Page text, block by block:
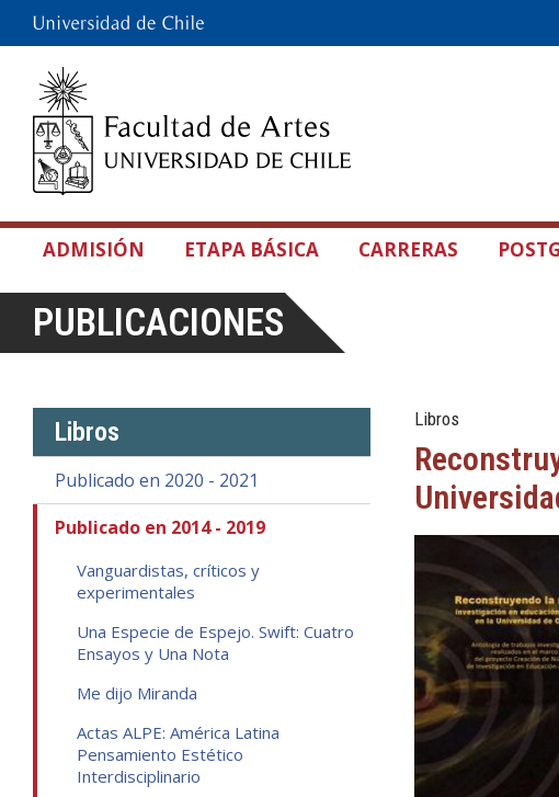
ADMISIÓN ETAPA BÁSICA CARRERAS
PUBLICACIONES
Libros
Publicado en 2020 - 2021
Publicado en 2014 - 2019
Vanguardistas, críticos y
experimentales
Una Especie de Espejo. Swift: Cuatro
Ensayos y Una Nota
Me dijo Miranda
Actas ALPE: América Latina
Pensamiento Estético
Interdisciplinario
Libros